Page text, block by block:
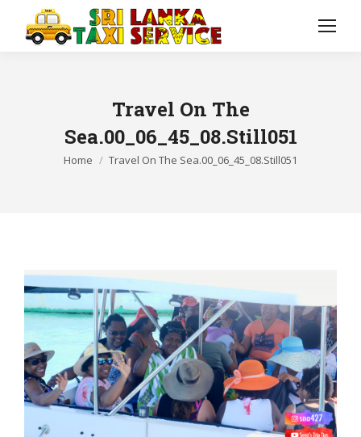
Travel On The
Sea.00_06_45_08.Still051
You are here:
Home Travel On The Sea.00_06_45_08.Still051